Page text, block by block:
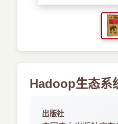
预订书籍
Hadoop生态系
出版社